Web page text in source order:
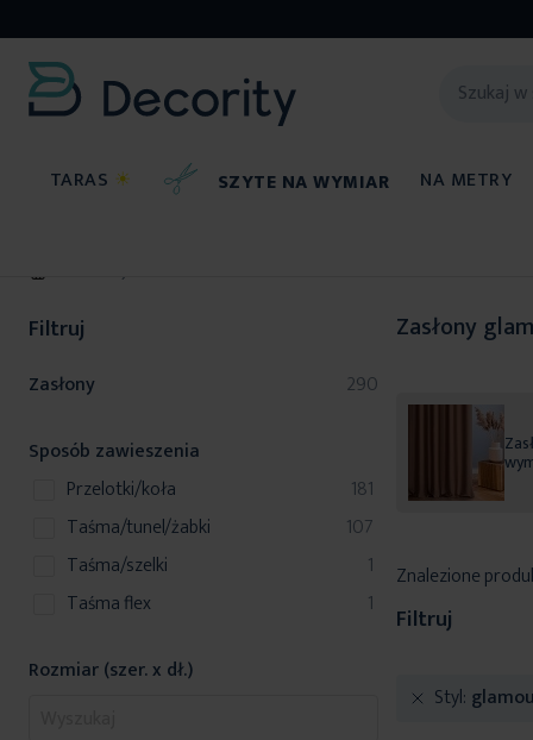
TARAS ☀ SZYTE NA WYMIAR NA METRY
Zasłony
Zasłony
Znalezione
Filtruj
Styl
Filtruj
Zasłony 290
produkty
Sposób zawieszenia
przelotki/koła
181
produkty
taśma/tunel/żabki
107
produkty
taśma/szelki
1produkt
taśma flex
1produkt
Rozmiar (szer. x dł.)